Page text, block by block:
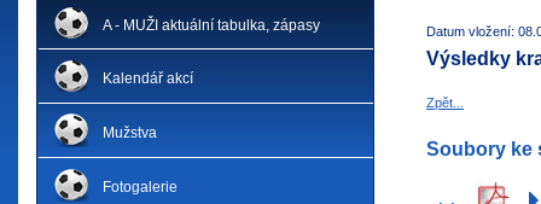
A - MUŽI aktuální tabulka, zápasy
Kalendář akcí
Mužstva
Fotogalerie
Datum vložení:
Výsledky
Zpět...
Soubory ke